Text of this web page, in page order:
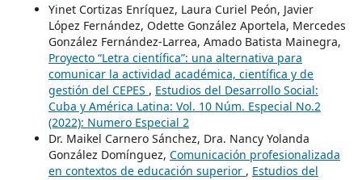
Yinet Cortizas Enríquez, Laura Curiel Peón, Javier
López Fernández, Odette González Aportela, Mercedes
González Fernández-Larrea, Amado Batista Mainegra,
Proyecto “Letra científica”: una alternativa para
comunicar la actividad académica, científica y de
gestión del CEPES , Estudios del Desarrollo Social:
Cuba y América Latina: Vol. 10 Núm. Especial No.2
(2022): Numero Especial 2
Dr. Maikel Carnero Sánchez, Dra. Nancy Yolanda
González Domínguez, Comunicación profesionalizada
en contextos de educación superior , Estudios del